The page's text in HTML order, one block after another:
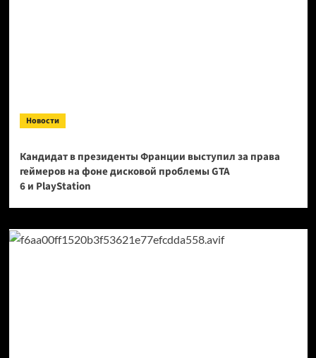
Новости
Кандидат в президенты Франции выступил за права
геймеров на фоне дисковой проблемы GTA
6 и PlayStation